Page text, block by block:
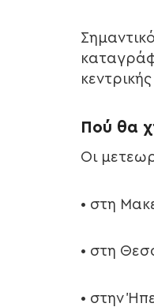
Πού θα
Οι
• στη
• στη
• στην